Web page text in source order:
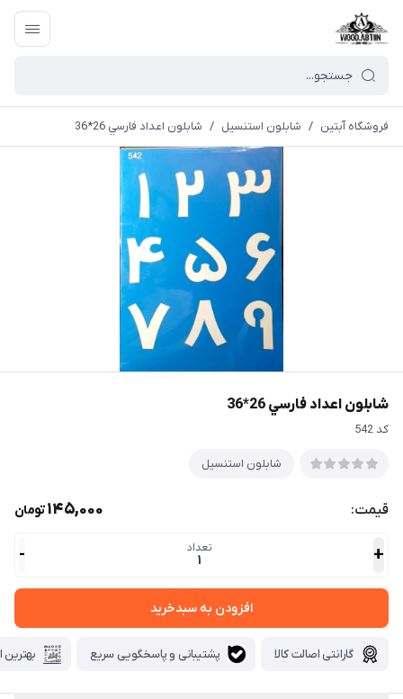
فروشگاه آبتین / شابلون استنسیل / شابلون اعداد فارسي 26*36
شابلون اعداد فارسي 26*36
كد 542
شابلون استنسیل
قیمت: 145,000تومان
+ تعداد
1
-
افزودن به سبدخرید
گارانتی اصالت کالا پشتیبانی و پاسخگویی سریع بهترین